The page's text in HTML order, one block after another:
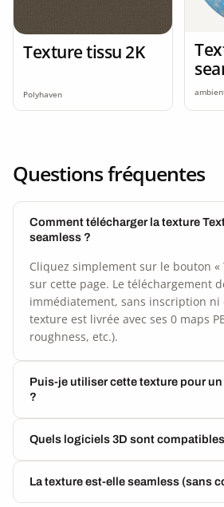
Texture tissu 2K
Polyhaven
Questions fréquentes
Comment télécharger la texture
seamless ?
Cliquez simplement sur le bouton «
sur cette page. Le téléchargement
immédiatement, sans inscription ni
texture est livrée avec ses 0 maps
roughness, etc.).
Puis-je utiliser cette texture pour
?
Quels logiciels 3D sont
La texture est-elle seamless (sans